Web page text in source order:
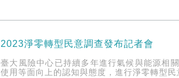
2023淨零轉型民意調查發布記者會
臺大風險中心已持續多年進行氣候與能源相
使用等面向上的認知與態度，進行淨零轉型民